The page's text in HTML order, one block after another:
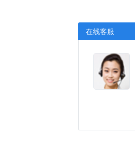
在线客服